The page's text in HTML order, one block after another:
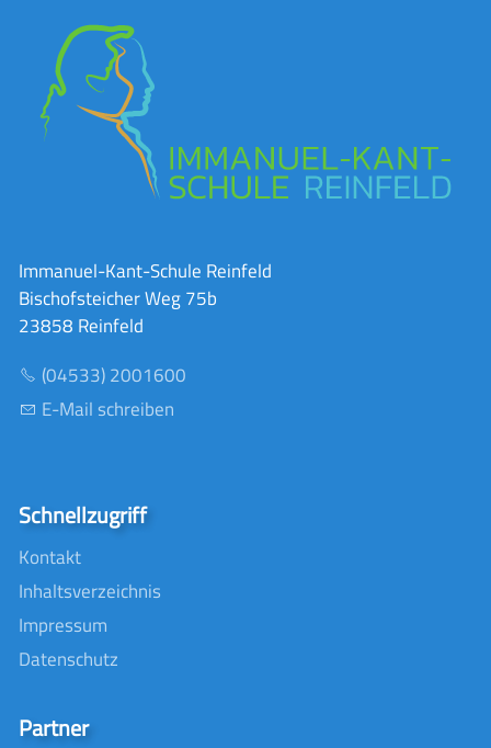
Immanuel-Kant-Schule Reinfeld
Bischofsteicher Weg 75b
23858 Reinfeld
(04533) 2001600
E-Mail schreiben
Schnellzugriff
Kontakt
Inhaltsverzeichnis
Impressum
Datenschutz
Partner